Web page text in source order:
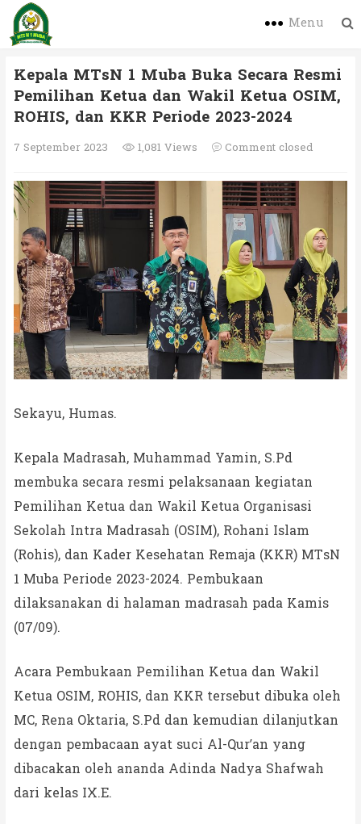
Menu
Kepala MTsN 1 Muba Buka Secara Resmi
Pemilihan Ketua dan Wakil Ketua OSIM,
ROHIS, dan KKR Periode 2023-2024
7 September 2023 1,081 Views Comment closed
Sekayu, Humas.
Kepala Madrasah, Muhammad Yamin, S.Pd
membuka secara resmi pelaksanaan kegiatan
Pemilihan Ketua dan Wakil Ketua Organisasi
Sekolah Intra Madrasah (OSIM), Rohani Islam
(Rohis), dan Kader Kesehatan Remaja (KKR) MTsN
1 Muba Periode 2023-2024. Pembukaan
dilaksanakan di halaman madrasah pada Kamis
(07/09).
Acara Pembukaan Pemilihan Ketua dan Wakil
Ketua OSIM, ROHIS, dan KKR tersebut dibuka oleh
MC, Rena Oktaria, S.Pd dan kemudian dilanjutkan
dengan pembacaan ayat suci Al-Qur’an yang
dibacakan oleh ananda Adinda Nadya Shafwah
dari kelas IX.E.